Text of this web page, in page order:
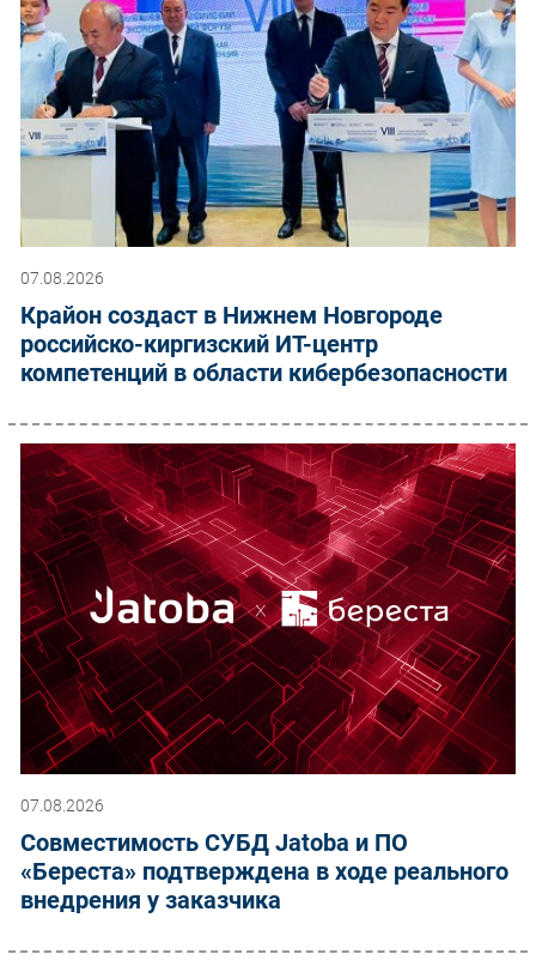
07.08.2026
Крайон создаст в Нижнем Новгороде
российско-киргизский ИТ-центр
компетенций в области кибербезопасности
07.08.2026
Совместимость СУБД Jatoba и ПО
«Береста» подтверждена в ходе реального
внедрения у заказчика